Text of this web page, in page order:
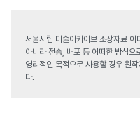
서울시립 미술아카이브 소장자료
아니라 전송, 배포 등 어떠한 방식으
영리적인 목적으로 사용할 경우 원
다.